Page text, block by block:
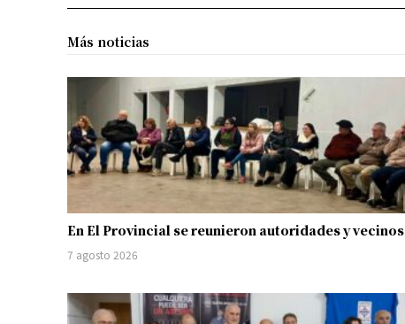
Más noticias
En El Provincial se reunieron autoridades y vecinos
7 agosto 2026